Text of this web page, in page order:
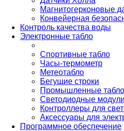
Магнитогерконовые
Конвейерная
Контроль качества воды
Электронные табло
Спортивные табло
Часы-термометр
Метеотабло
Бегущие строки
Промышленные табло
Светодиодные модули
Контроллеры для
Аксессуары для
Программное обеспечение